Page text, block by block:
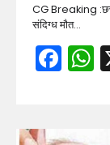
CG Breaking
संदिग्ध मौत…